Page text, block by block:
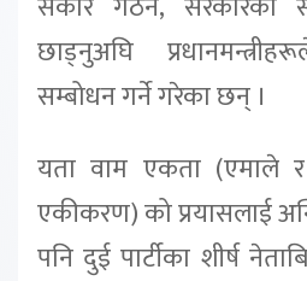
छाड्नुअघि
सम्बोधन गर्ने गरेका छन् ।
यता वाम एकता (एमाले
एकीकरण) को प्रयासलाई
पनि दुई पार्टीका शीर्ष